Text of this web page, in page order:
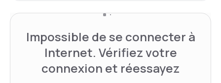
Impossible de se connecter à
Internet. Vérifiez votre
connexion et réessayez